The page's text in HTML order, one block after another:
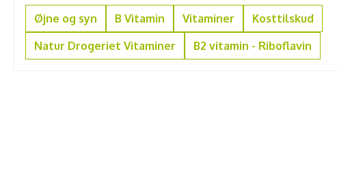
Øjne og syn B Vitamin Vitaminer
Kosttilskud
Natur Drogeriet Vitaminer
B2 vitamin - Riboflavin